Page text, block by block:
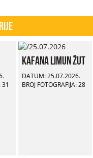
31
Kafana Limun Žut
DATUM: 25.07.2026.
BROJ FOTOGRAFIJA: 28